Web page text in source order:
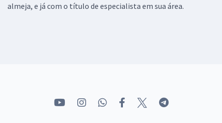
almeja, e já com o título de especialista em sua área.